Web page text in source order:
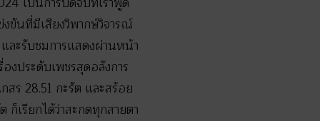
งขันที่มีเสียงวิพากษ์วิจารณ์
ละรับชมการแสดงผ่านหน้า
งประดับเพชรสุดอลังการ
ร 28.51 กะรัต และสร้อย
เรียกได้ว่าสะกดทุกสายตา